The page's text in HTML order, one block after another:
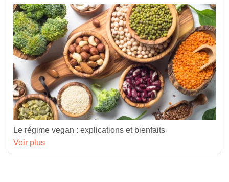
Le régime vegan : explications et bienfaits
Voir plus